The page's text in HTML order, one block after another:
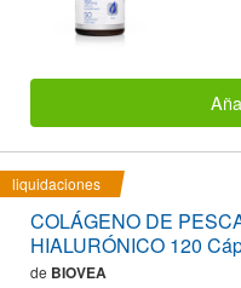
liquidaciones
COLÁGENO DE
HIALURÓNICO 120
de BIOVEA